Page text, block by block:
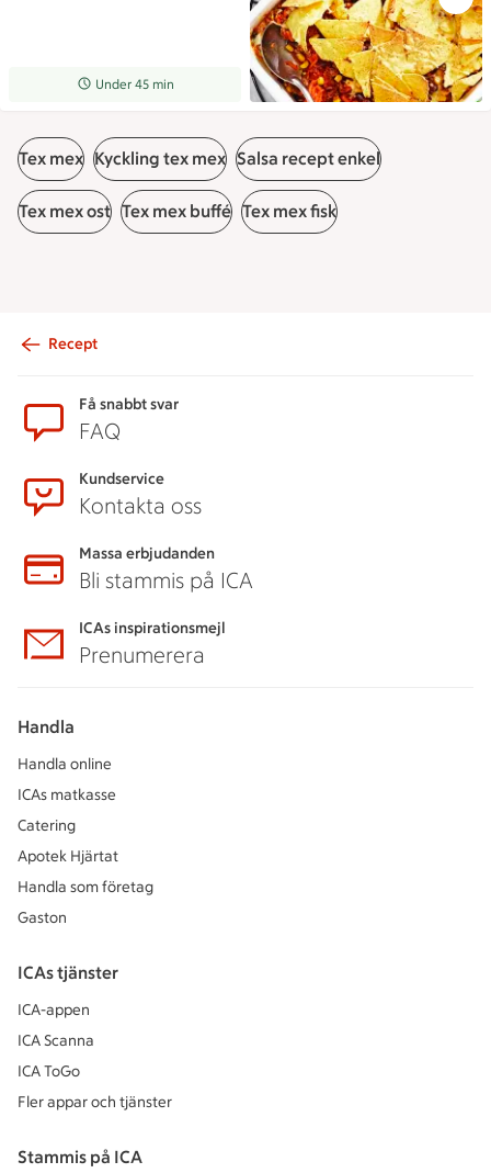
Receptet tar Under 45 min att tillaga
Under 45 min
Tex mex Kyckling tex mex Salsa recept enkel
Tex mex ost Tex mex buffé Tex mex fisk
Recept
Få snabbt svar
FAQ
Kundservice
Kontakta oss
Massa erbjudanden
Bli stammis på ICA
ICAs inspirationsmejl
Prenumerera
Handla
Handla online
ICAs matkasse
Catering
Apotek Hjärtat
Handla som företag
Gaston
ICAs tjänster
ICA-appen
ICA Scanna
ICA ToGo
Fler appar och tjänster
Stammis på ICA